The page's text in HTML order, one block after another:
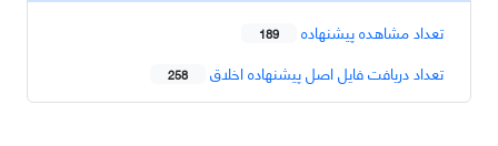
تعداد مشاهده پیشنهاده 189
تعداد دریافت فایل اصل پیشنهاده اخلاق 258